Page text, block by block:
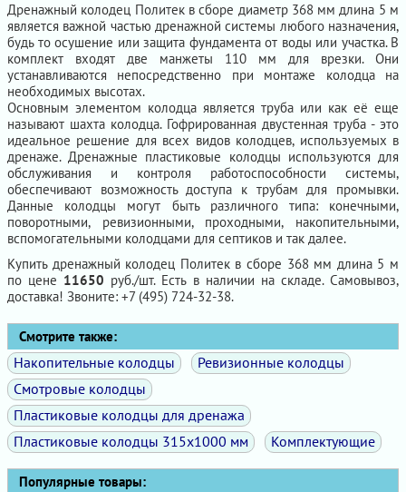
Дренажный колодец Политек в сборе диаметр 368 мм длина 5 м
является важной частью дренажной системы любого назначения,
будь то осушение или защита фундамента от воды или участка. В
комплект входят две манжеты 110 мм для врезки. Они
устанавливаются непосредственно при монтаже колодца на
необходимых высотах.
Основным элементом колодца является труба или как её еще
называют шахта колодца. Гофрированная двустенная труба - это
идеальное решение для всех видов колодцев, используемых в
дренаже. Дренажные пластиковые колодцы используются для
обслуживания и контроля работоспособности системы,
обеспечивают возможность доступа к трубам для промывки.
Данные колодцы могут быть различного типа: конечными,
поворотными, ревизионными, проходными, накопительными,
вспомогательными колодцами для септиков и так далее.
Купить дренажный колодец Политек в сборе 368 мм длина 5 м
по цене 11650 руб./шт. Есть в наличии на складе. Самовывоз,
доставка! Звоните: +7 (495) 724-32-38.
Смотрите также:
Накопительные колодцы
Ревизионные колодцы
Смотровые колодцы
Пластиковые колодцы для дренажа
Пластиковые колодцы 315х1000 мм
Комплектующие
Популярные товары: